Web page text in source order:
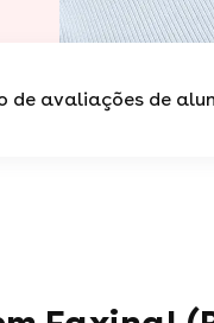
de avaliações de